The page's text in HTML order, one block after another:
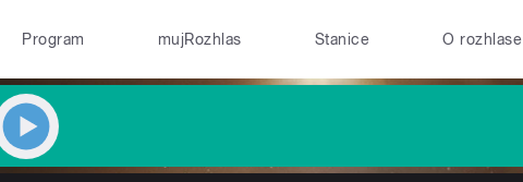
Program mujRozhlas Stanice O rozhlase